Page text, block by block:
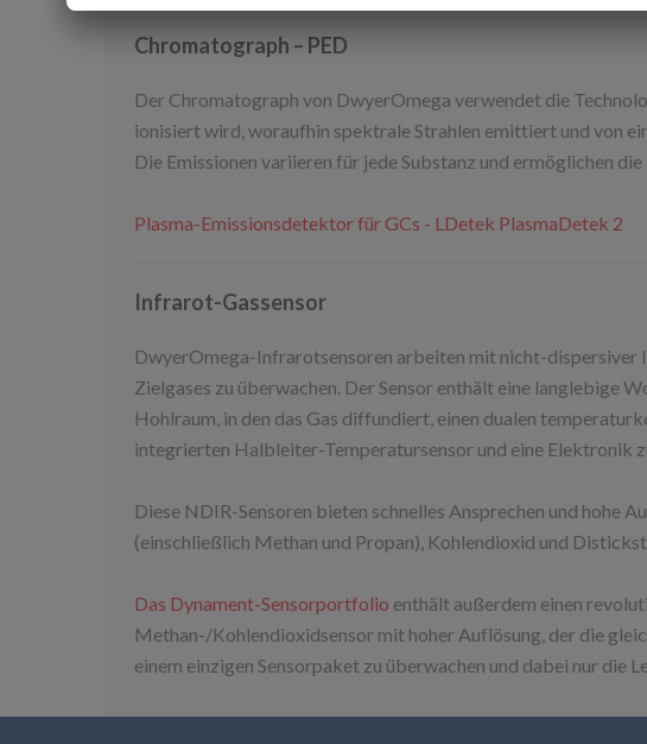
Chromatograph – PED
Der Chromatograph von DwyerOmega verwendet die
ionisiert wird, woraufhin spektrale Strahlen emittiert und von
Die Emissionen variieren für jede Substanz und ermöglichen
Plasma-Emissionsdetektor für GCs - LDetek PlasmaDetek 2
Infrarot-Gassensor
DwyerOmega-Infrarotsensoren arbeiten mit nicht-dispersiver
Zielgases zu überwachen. Der Sensor enthält eine langlebige
Hohlraum, in den das Gas diffundiert, einen dualen
integrierten Halbleiter-Temperatursensor und eine Elektronik
Diese NDIR-Sensoren bieten schnelles Ansprechen und hohe
(einschließlich Methan und Propan), Kohlendioxid und
Das Dynament-Sensorportfolio enthält außerdem einen
Methan-/Kohlendioxidsensor mit hoher Auflösung, der die
einem einzigen Sensorpaket zu überwachen und dabei nur die